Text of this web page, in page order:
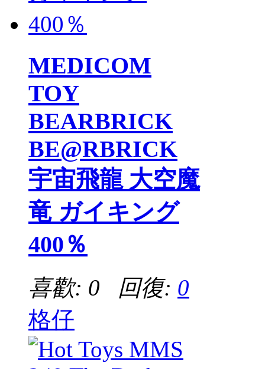
MEDICOM
TOY
BEARBRICK
BE@RBRICK
宇宙飛龍 大空魔
竜 ガイキング
400％
喜歡: 0 回復: 0
格仔